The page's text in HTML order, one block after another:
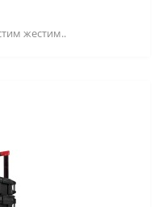
жестим..